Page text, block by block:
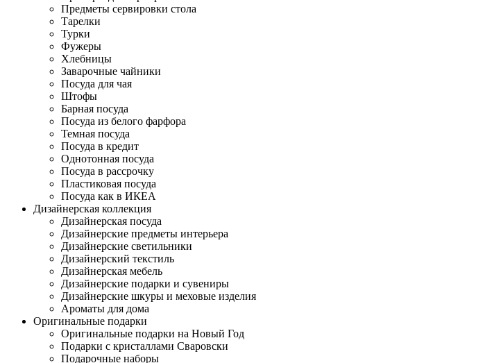
Предметы сервировки стола
Тарелки
Турки
Фужеры
Хлебницы
Заварочные чайники
Посуда для чая
Штофы
Барная посуда
Посуда из белого фарфора
Темная посуда
Посуда в кредит
Однотонная посуда
Посуда в рассрочку
Пластиковая посуда
Посуда как в ИКЕА
Дизайнерская коллекция
Дизайнерская посуда
Дизайнерские предметы интерьера
Дизайнерские светильники
Дизайнерский текстиль
Дизайнерская мебель
Дизайнерские подарки и сувениры
Дизайнерские шкуры и меховые изделия
Ароматы для дома
Оригинальные подарки
Оригинальные подарки на Новый Год
Подарки с кристаллами Сваровски
Подарочные наборы